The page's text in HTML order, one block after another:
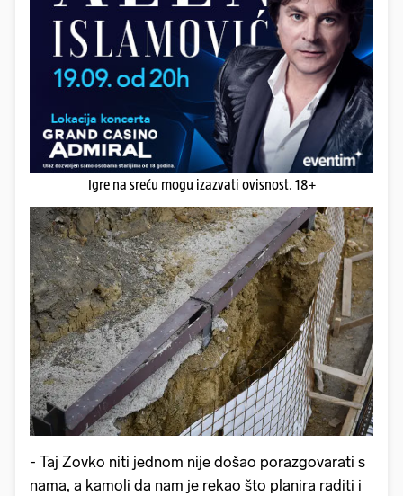
Igre na sreću mogu izazvati ovisnost. 18+
- Taj Zovko niti jednom nije došao porazgovarati s
nama, a kamoli da nam je rekao što planira raditi i